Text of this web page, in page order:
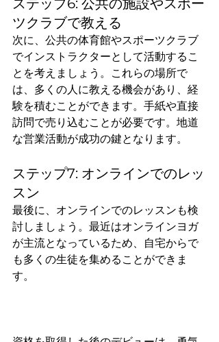
ステップ6: 公共の施設やスポー
ツクラブで教える
次に、公共の体育館やスポーツクラブ
でインストラクターとして活動するこ
とを考えましょう。これらの場所で
は、多くの人に教える機会があり、経
験を積むことができます。手紙や直接
訪問で売り込むことが必要です。地道
な営業活動が成功の鍵となります。
ステップ7: オンラインでのレッ
スン
最後に、オンラインでのレッスンも検
討しましょう。最近はオンラインヨガ
が主流となっているため、自宅からで
も多くの生徒を集めることができま
す。